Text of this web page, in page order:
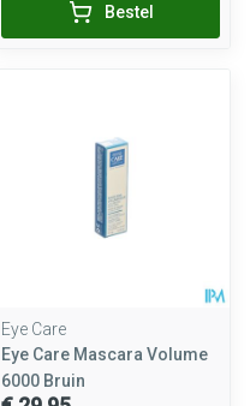
Bestel
Eye Care
Eye Care Mascara Volume
6000 Bruin